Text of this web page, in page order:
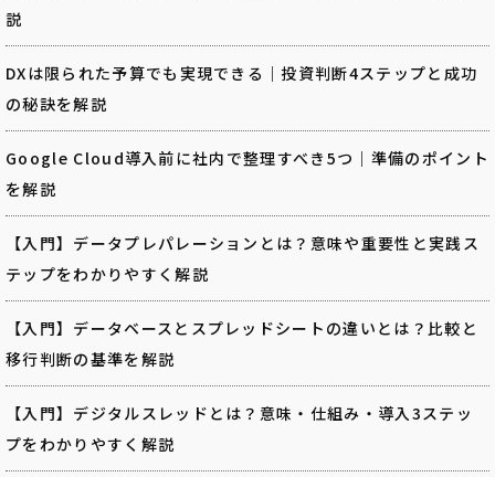
説
DXは限られた予算でも実現できる｜投資判断4ステップと成功
の秘訣を解説
Google Cloud導入前に社内で整理すべき5つ｜準備のポイント
を解説
【入門】データプレパレーションとは？意味や重要性と実践ス
テップをわかりやすく解説
【入門】データベースとスプレッドシートの違いとは？比較と
移行判断の基準を解説
【入門】デジタルスレッドとは？意味・仕組み・導入3ステッ
プをわかりやすく解説